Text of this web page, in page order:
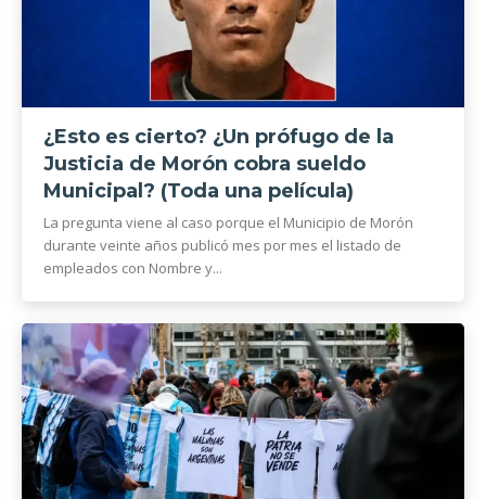
¿Esto es cierto? ¿Un prófugo de la
Justicia de Morón cobra sueldo
Municipal? (Toda una película)
La pregunta viene al caso porque el Municipio de Morón
durante veinte años publicó mes por mes el listado de
empleados con Nombre y...